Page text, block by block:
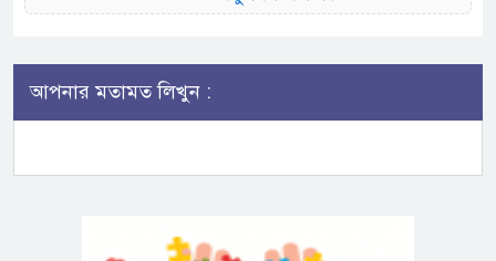
আপনার মতামত লিখুন :